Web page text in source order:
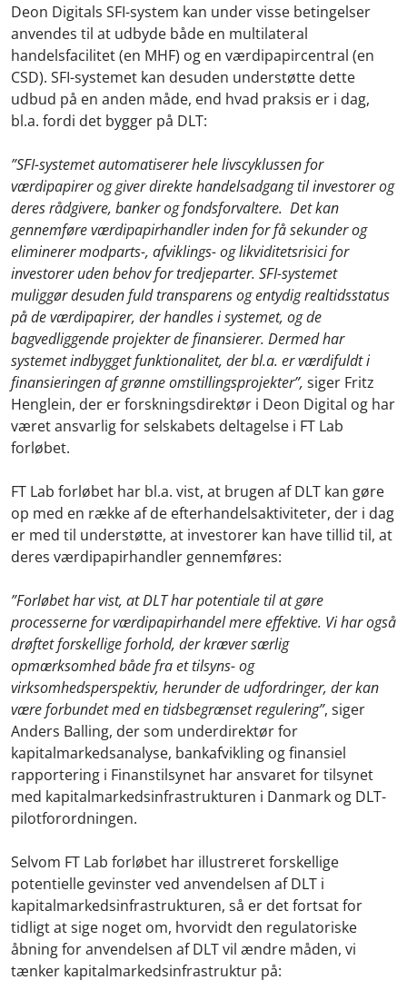
Deon Digitals SFI-system kan under visse betingelser
anvendes til at udbyde både en multilateral
handelsfacilitet (en MHF) og en værdipapircentral (en
CSD). SFI-systemet kan desuden understøtte dette
udbud på en anden måde, end hvad praksis er i dag,
bl.a. fordi det bygger på DLT:
”SFI-systemet automatiserer hele livscyklussen for
værdipapirer og giver direkte handelsadgang til investorer og
deres rådgivere, banker og fondsforvaltere. Det kan
gennemføre værdipapirhandler inden for få sekunder og
eliminerer modparts-, afviklings- og likviditetsrisici for
investorer uden behov for tredjeparter. SFI-systemet
muliggør desuden fuld transparens og entydig realtidsstatus
på de værdipapirer, der handles i systemet, og de
bagvedliggende projekter de finansierer. Dermed har
systemet indbygget funktionalitet, der bl.a. er værdifuldt i
finansieringen af grønne omstillingsprojekter”, siger Fritz
Henglein, der er forskningsdirektør i Deon Digital og har
været ansvarlig for selskabets deltagelse i FT Lab
forløbet.
FT Lab forløbet har bl.a. vist, at brugen af DLT kan gøre
op med en række af de efterhandelsaktiviteter, der i dag
er med til understøtte, at investorer kan have tillid til, at
deres værdipapirhandler gennemføres:
”Forløbet har vist, at DLT har potentiale til at gøre
processerne for værdipapirhandel mere effektive. Vi har også
drøftet forskellige forhold, der kræver særlig
opmærksomhed både fra et tilsyns- og
virksomhedsperspektiv, herunder de udfordringer, der kan
være forbundet med en tidsbegrænset regulering”, siger
Anders Balling, der som underdirektør for
kapitalmarkedsanalyse, bankafvikling og finansiel
rapportering i Finanstilsynet har ansvaret for tilsynet
med kapitalmarkedsinfrastrukturen i Danmark og DLT-
pilotforordningen.
Selvom FT Lab forløbet har illustreret forskellige
potentielle gevinster ved anvendelsen af DLT i
kapitalmarkedsinfrastrukturen, så er det fortsat for
tidligt at sige noget om, hvorvidt den regulatoriske
åbning for anvendelsen af DLT vil ændre måden, vi
tænker kapitalmarkedsinfrastruktur på: